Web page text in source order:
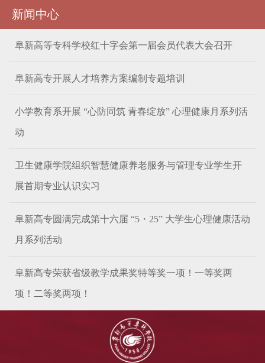
新闻中心
阜新高等专科学校红十字会第一届会员代表大会召开
阜新高专开展人才培养方案编制专题培训
小学教育系开展 “心防同筑 青春绽放” 心理健康月系列活
动
卫生健康学院组织智慧健康养老服务与管理专业学生开
展首期专业认识实习
阜新高专圆满完成第十六届 “5・25” 大学生心理健康活动
月系列活动
阜新高专荣获省级教学成果奖特等奖一项！一等奖两
项！二等奖两项！